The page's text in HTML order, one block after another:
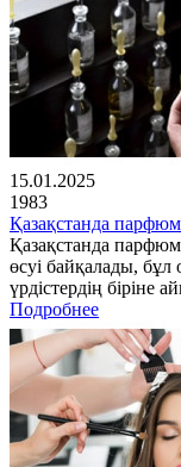
15.01.2025
1983
Қазақстанда
Қазақстанда
өсуі байқалады, бұл
үрдістердің біріне
Подробнее